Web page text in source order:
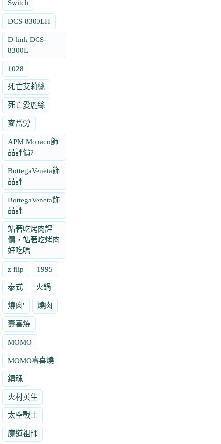
Switch
DCS-8300LH
D-link DCS-
8300L
1028
死亡艾莉絲
死亡愛麗絲
麥當勞
APM Monaco飾
品評價?
BottegaVeneta飾
品評
BottegaVeneta飾
品評
站著吃烤肉評
價，站著吃烤肉
好吃嗎
z flip 1995
泰式 火鍋
燒肉' 燒肉
壽喜燒
MOMO
MOMO壽喜燒
鎮魂
火村英生
太空戰士
魔道祖師